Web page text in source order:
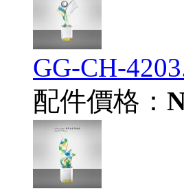
GG-CH-
配件價格：